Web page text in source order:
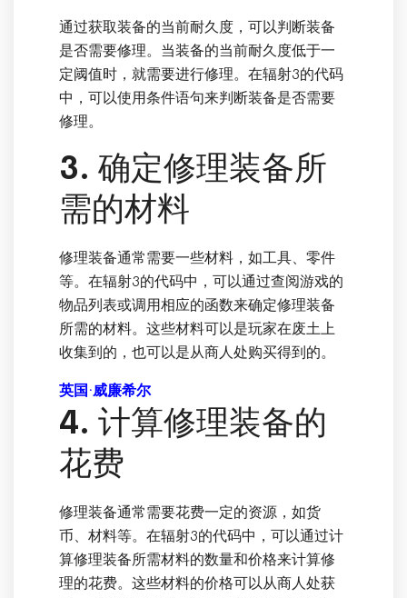
通过获取装备的当前耐久度，可以判断装备
是否需要修理。当装备的当前耐久度低于一
定阈值时，就需要进行修理。在辐射3的代码
中，可以使用条件语句来判断装备是否需要
修理。
3. 确定修理装备所
需的材料
修理装备通常需要一些材料，如工具、零件
等。在辐射3的代码中，可以通过查阅游戏的
物品列表或调用相应的函数来确定修理装备
所需的材料。这些材料可以是玩家在废土上
收集到的，也可以是从商人处购买得到的。
英国·威廉希尔
4. 计算修理装备的
花费
修理装备通常需要花费一定的资源，如货
币、材料等。在辐射3的代码中，可以通过计
算修理装备所需材料的数量和价格来计算修
理的花费。这些材料的价格可以从商人处获